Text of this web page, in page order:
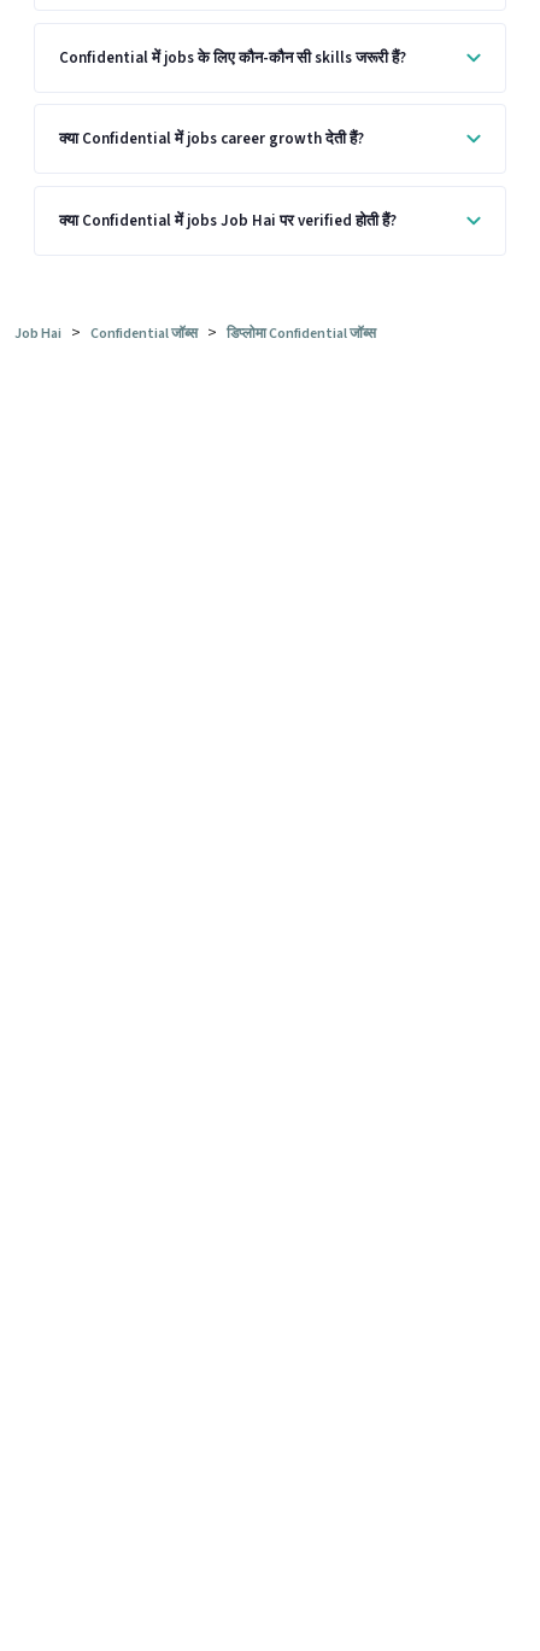
Confidential में jobs के लिए कौन-कौन सी skills जरूरी हैं?
क्या Confidential में jobs career growth देती हैं?
क्या Confidential में jobs Job Hai पर verified होती हैं?
Job Hai > Confidential जॉब्स > डिप्लोमा Confidential जॉब्स